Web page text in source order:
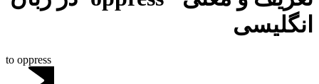
انگلیسی
to oppress